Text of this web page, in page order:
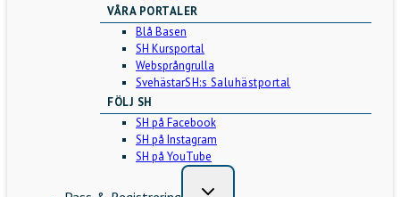
VÅRA PORTALER
Blå Basen
SH Kursportal
Websprångrulla
SvehästarSH:s Saluhästportal
FÖLJ SH
SH på Facebook
SH på Instagram
SH på YouTube